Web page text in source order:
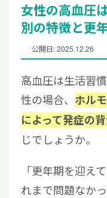
女性の高血圧
別の特徴と更
公開日: 2025.12.26
高血圧は生活習
性の場合、 ホル
によって発症の
じでしょうか。
「更年期を迎え
れまで問題なか